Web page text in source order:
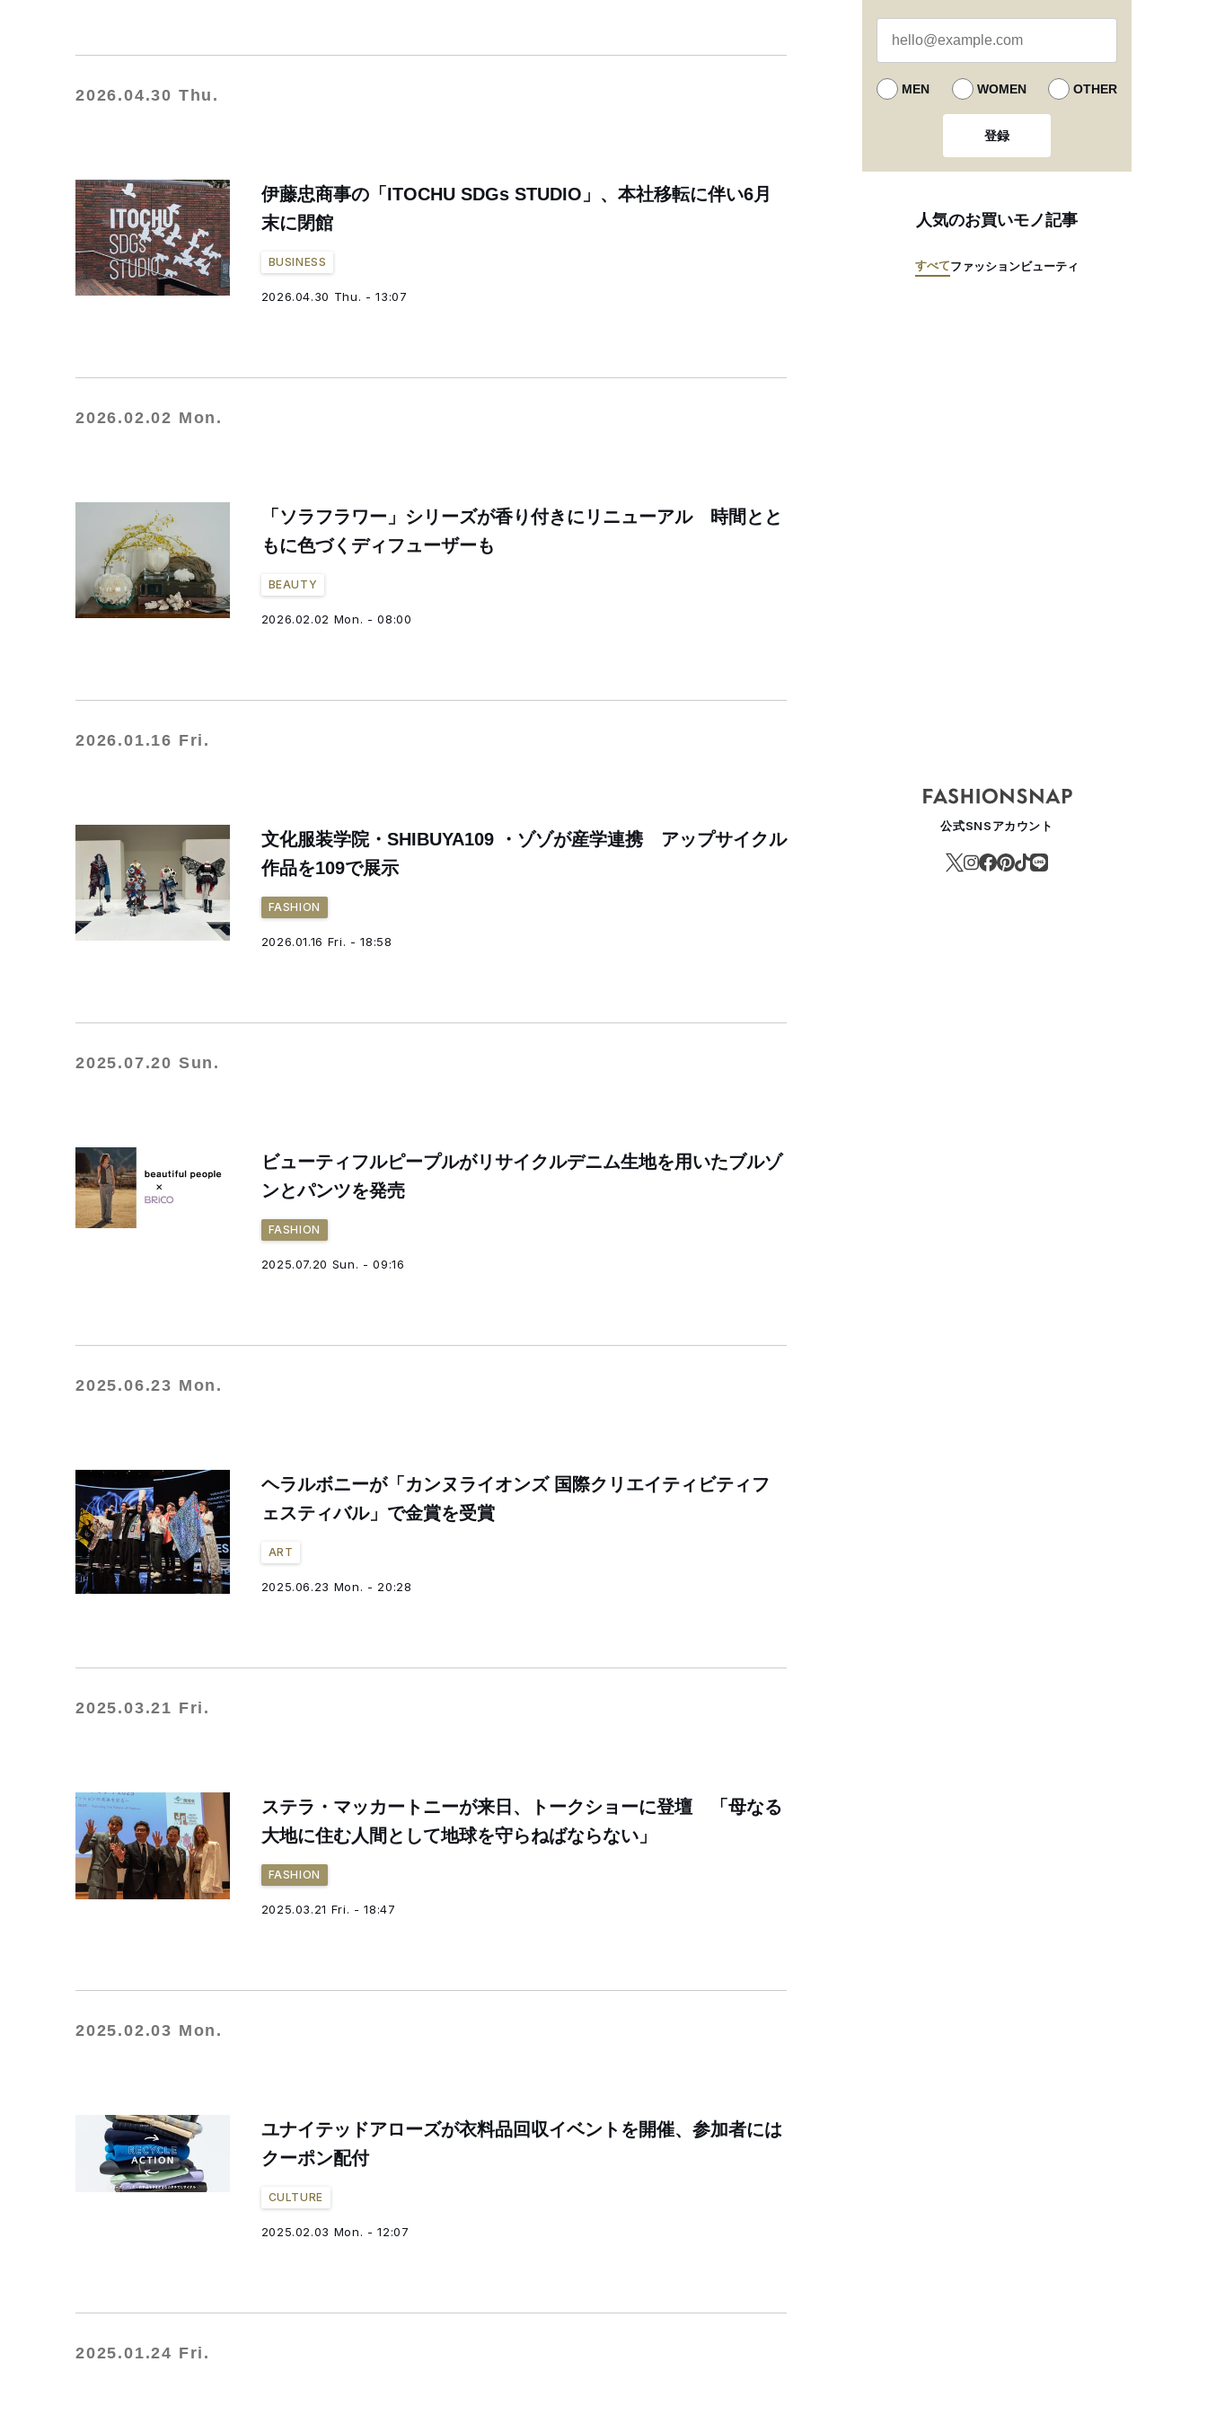
2026.04.30 Thu.
伊藤忠商事の「ITOCHU SDGs STUDIO」、本社移転に伴い6月
末に閉館
BUSINESS
2026.04.30 Thu. - 13:07
2026.02.02 Mon.
「ソラフラワー」シリーズが香り付きにリニューアル 時間とと
もに色づくディフューザーも
BEAUTY
2026.02.02 Mon. - 08:00
2026.01.16 Fri.
文化服装学院・SHIBUYA109 ・ゾゾが産学連携 アップサイクル
作品を109で展示
FASHION
2026.01.16 Fri. - 18:58
2025.07.20 Sun.
ビューティフルピープルがリサイクルデニム生地を用いたブルゾ
ンとパンツを発売
FASHION
2025.07.20 Sun. - 09:16
2025.06.23 Mon.
ヘラルボニーが「カンヌライオンズ 国際クリエイティビティフ
ェスティバル」で金賞を受賞
ART
2025.06.23 Mon. - 20:28
2025.03.21 Fri.
ステラ・マッカートニーが来日、トークショーに登壇 「母なる
大地に住む人間として地球を守らねばならない」
FASHION
2025.03.21 Fri. - 18:47
2025.02.03 Mon.
ユナイテッドアローズが衣料品回収イベントを開催、参加者には
クーポン配付
CULTURE
2025.02.03 Mon. - 12:07
2025.01.24 Fri.
MEN WOMEN OTHER
登録
人気のお買いモノ記事
すべてファッションビューティ
公式SNSアカウント